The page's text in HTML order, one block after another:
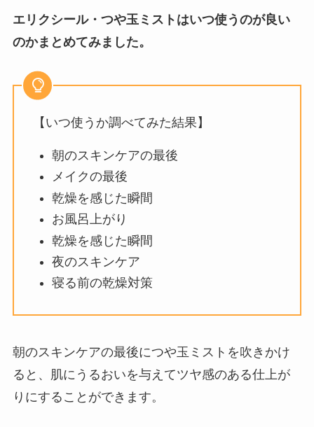
エリクシール・つや玉ミストはいつ使うのが良い
のかまとめてみました。
【いつ使うか調べてみた結果】
朝のスキンケアの最後
メイクの最後
乾燥を感じた瞬間
お風呂上がり
乾燥を感じた瞬間
夜のスキンケア
寝る前の乾燥対策
朝のスキンケアの最後につや玉ミストを吹きかけ
ると、肌にうるおいを与えてツヤ感のある仕上が
りにすることができます。